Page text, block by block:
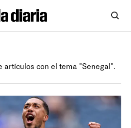
artículos con el tema "Senegal".